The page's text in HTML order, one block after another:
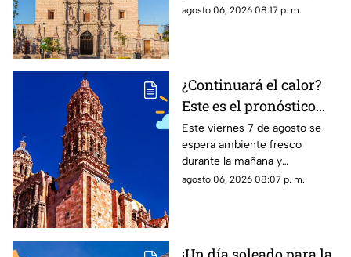
templado a cálido por la tarde;
agosto 06, 2026 08:17 p. m.
¿Continuará el calor?
Este es el pronóstico
del clima en Zacatecas
HOY viernes 7 de
agosto
Este viernes 7 de agosto se
espera ambiente fresco
durante la mañana y
temperaturas cálidas por la
agosto 06, 2026 08:07 p. m.